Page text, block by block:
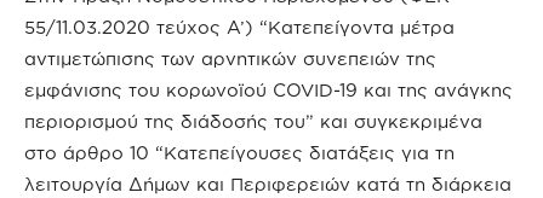
55/11.03.2020 τεύχος A’) “Κατεπείγοντα μέτρα
αντιμετώπισης των αρνητικών συνεπειών της
εμφάνισης του κορωνοϊού COVID-19 και της ανάγκης
περιορισμού της διάδοσής του” και συγκεκριμένα
στο άρθρο 10 “Κατεπείγουσες διατάξεις για τη
λειτουργία Δήμων και Περιφερειών κατά τη διάρκεια